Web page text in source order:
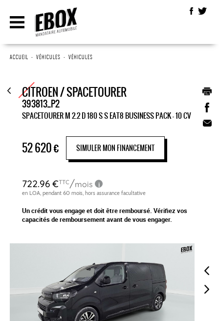
ACCUEIL • VÉHICULES • VÉHICULES
CITROEN / SPACETOURER
393813_P2
SPACETOURER M 2.2 D 180 S S EAT8 BUSINESS PACK - 10 CV
52 620€ SIMULER MON FINANCEMENT
Un crédit vous engage et doit être remboursé. Vérifiez vos
capacités de remboursement avant de vous engager.